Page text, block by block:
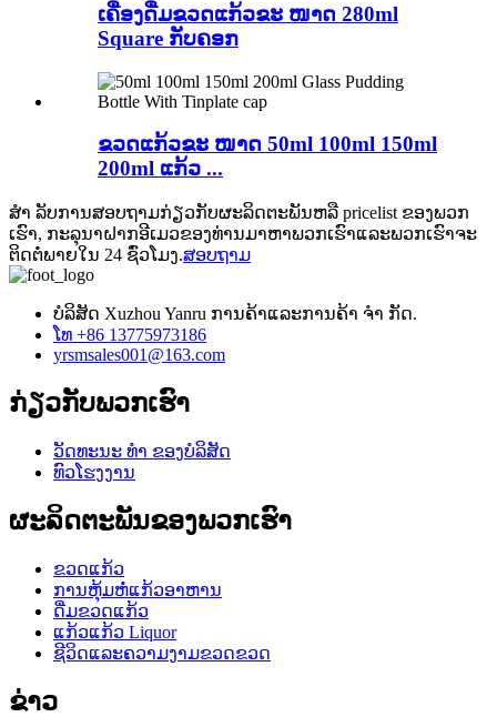
ເຄື່ອງດື່ມຂວດແກ້ວຂະ ໜາດ 280ml
Square ກັບຄອກ
ຂວດແກ້ວຂະ ໜາດ 50ml 100ml 150ml
200ml ແກ້ວ ...
ສຳ ລັບການສອບຖາມກ່ຽວກັບຜະລິດຕະພັນຫລື pricelist ຂອງພວກ
ເຮົາ, ກະລຸນາຝາກອີເມວຂອງທ່ານມາຫາພວກເຮົາແລະພວກເຮົາຈະ
ຕິດຕໍ່ພາຍໃນ 24 ຊົ່ວໂມງ.ສອບຖາມ
ບໍລິສັດ Xuzhou Yanru ການຄ້າແລະການຄ້າ ຈຳ ກັດ.
ໂທ +86 13775973186
yrsmsales001@163.com
ກ່ຽວ​ກັບ​ພວກ​ເຮົາ
ວັດທະນະ ທຳ ຂອງບໍລິສັດ
ທົວໂຮງງານ
ຜະລິດຕະພັນຂອງພວກເຮົາ
ຂວດແກ້ວ
ການຫຸ້ມຫໍ່ແກ້ວອາຫານ
ດື່ມຂວດແກ້ວ
ແກ້ວແກ້ວ Liquor
ຊີວິດແລະຄວາມງາມຂວດຂວດ
ຂ່າວ